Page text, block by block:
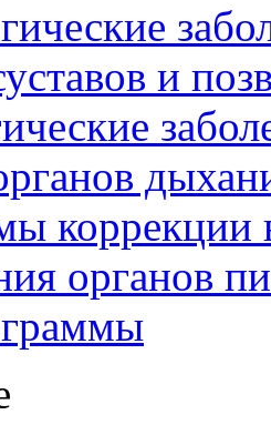
и
коррекции
органов